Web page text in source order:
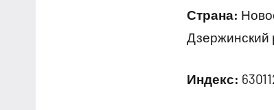
Страна:
Дзержинский
Индекс: